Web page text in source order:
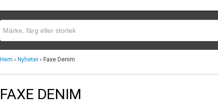
Hem › Nyheter › Faxe Denim
FAXE DENIM